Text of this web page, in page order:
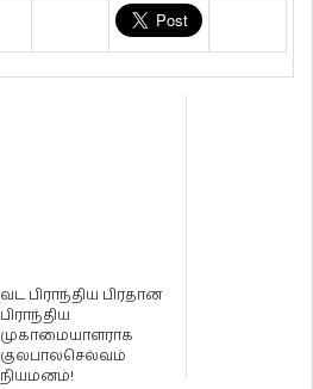
வட பிராந்திய பிரதான
பிராந்திய
முகாமையாளராக
குலபாலசெல்வம்
நியமனம்!